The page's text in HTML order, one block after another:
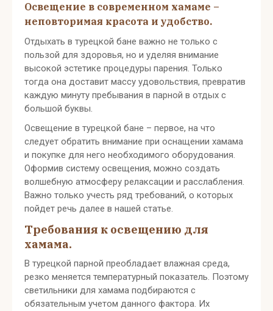
Освещение в современном хамаме –
неповторимая красота и удобство.
Отдыхать в турецкой бане важно не только с
пользой для здоровья, но и уделяя внимание
высокой эстетике процедуры парения. Только
тогда она доставит массу удовольствия, превратив
каждую минуту пребывания в парной в отдых с
большой буквы.
Освещение в турецкой бане – первое, на что
следует обратить внимание при оснащении хамама
и покупке для него необходимого оборудования.
Оформив систему освещения, можно создать
волшебную атмосферу релаксации и расслабления.
Важно только учесть ряд требований, о которых
пойдет речь далее в нашей статье.
Требования к освещению для
хамама.
В турецкой парной преобладает влажная среда,
резко меняется температурный показатель. Поэтому
светильники для хамама подбираются с
обязательным учетом данного фактора. Их